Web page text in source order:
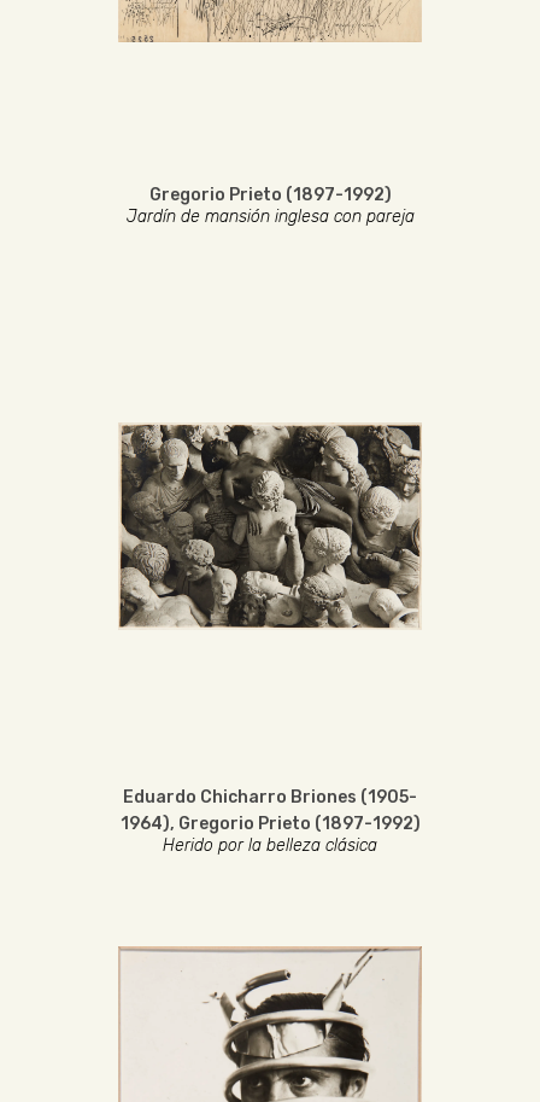
Gregorio Prieto (1897-1992)
Jardín de mansión inglesa con pareja
Eduardo Chicharro Briones (1905-
1964), Gregorio Prieto (1897-1992)
Herido por la belleza clásica